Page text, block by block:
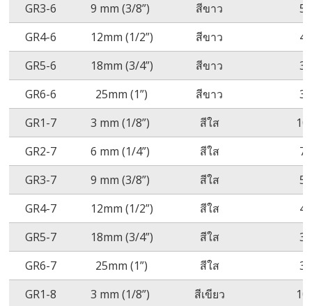
GR3-6
9 mm (3/8”) สีขาว
5
GR4-6
12mm (1/2”) สีขาว
4
GR5-6
18mm (3/4”) สีขาว
3
GR6-6
25mm (1”) สีขาว
3
GR1-7
3 mm (1/8”) สีใส
10
GR2-7
6 mm (1/4”) สีใส
7
GR3-7
9 mm (3/8”) สีใส
5
GR4-7
12mm (1/2”) สีใส
4
GR5-7
18mm (3/4”) สีใส
3
GR6-7
25mm (1”) สีใส
3
GR1-8
3 mm (1/8”)
สีเขียว
10